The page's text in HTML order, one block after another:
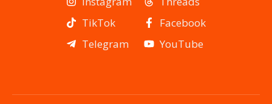
TikTok
Telegram
Facebook
YouTube